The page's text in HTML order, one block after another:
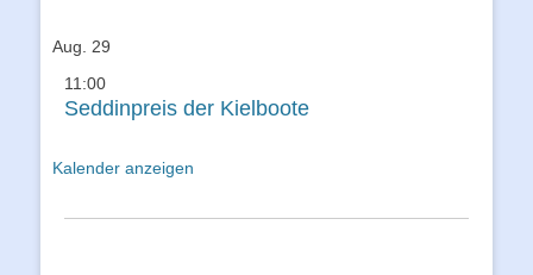
Aug. 29
11:00
Seddinpreis der Kielboote
Kalender anzeigen